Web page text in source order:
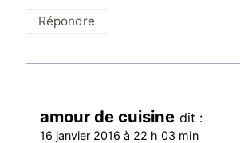
Répondre
amour de cuisine dit :
16 janvier 2016 à 22 h 03 min